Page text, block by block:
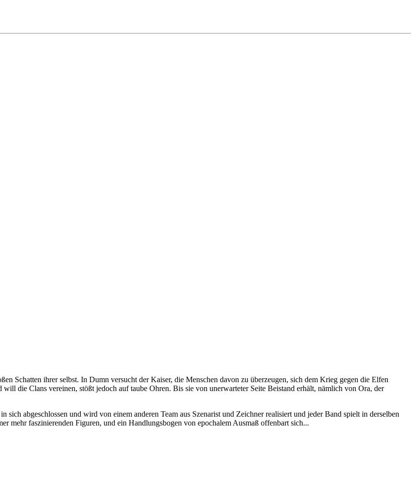
Schatten ihrer selbst. In Dumn versucht der Kaiser, die Menschen davon zu überzeugen, sich dem Krieg gegen die Elfen
die Clans vereinen, stößt jedoch auf taube Ohren. Bis sie von unerwarteter Seite Beistand erhält, nämlich von Ora, der
sich abgeschlossen und wird von einem anderen Team aus Szenarist und Zeichner realisiert und jeder Band spielt in derselben
mehr faszinierenden Figuren, und ein Handlungsbogen von epochalem Ausmaß offenbart sich...